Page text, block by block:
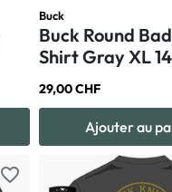
Buck
Buck Round
Shirt Gray XL
29,00 CHF
Ajouter au
favorite_border